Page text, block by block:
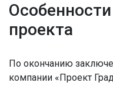
проекта
По окончанию
компании «Проект